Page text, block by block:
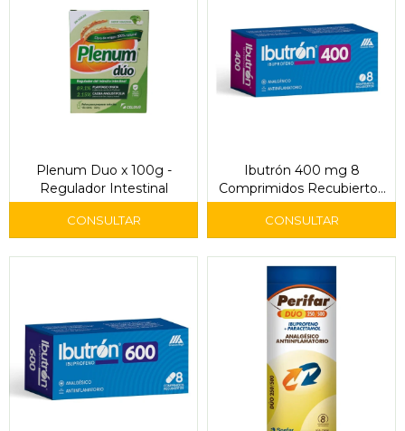
Plenum Duo x 100g -
Regulador Intestinal
Ibutrón 400 mg 8
Comprimidos Recubiertos
– Gramón Bagó